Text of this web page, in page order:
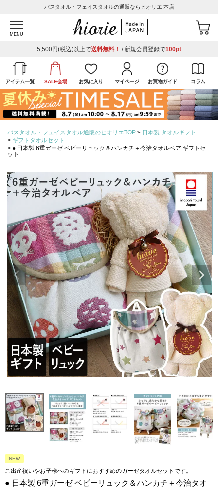
バスタオル・フェイスタオルの通販ならヒオリエ 本店
MENU
5,500円(税込)以上で送料無料！ / 新規会員登録で100pt
アイテム一覧 SALE会場 お気に入り マイページ お買物ガイド コラム
バスタオル・フェイスタオル通販のヒオリエTOP
日本製 タオルギフト
ギフトタオルセット
● 日本製 6重ガーゼ ベビーリュック＆ハンカチ＋今治タオルベア ギフトセ
ット
NEW
ご出産祝いやお子様へのギフトにおすすめのガーゼタオルセットです。
● 日本製 6重ガーゼ ベビーリュック＆ハンカチ＋今治タオ